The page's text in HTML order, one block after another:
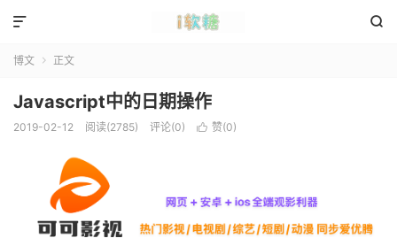


博文  正文
Javascript中的日期操作
2019-02-12 阅读(2785) 评论(0)  赞(0)